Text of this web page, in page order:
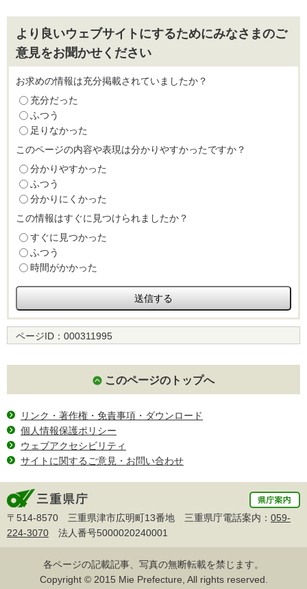
より良いウェブサイトにするためにみなさまのご
意見をお聞かせください
お求めの情報は充分掲載されていましたか？
充分だった
ふつう
足りなかった
このページの内容や表現は分かりやすかったですか？
分かりやすかった
ふつう
分かりにくかった
この情報はすぐに見つけられましたか？
すぐに見つかった
ふつう
時間がかかった
ページID： 000311995
このページのトップへ
リンク・著作権・免責事項・ダウンロード
個人情報保護ポリシー
ウェブアクセシビリティ
サイトに関するご意見・お問い合わせ
〒514-8570 三重県津市広明町13番地 三重県庁電話案内： 059-
224-3070 法人番号5000020240001
各ページの記載記事、写真の無断転載を禁じます。
Copyright © 2015 Mie Prefecture, All rights reserved.